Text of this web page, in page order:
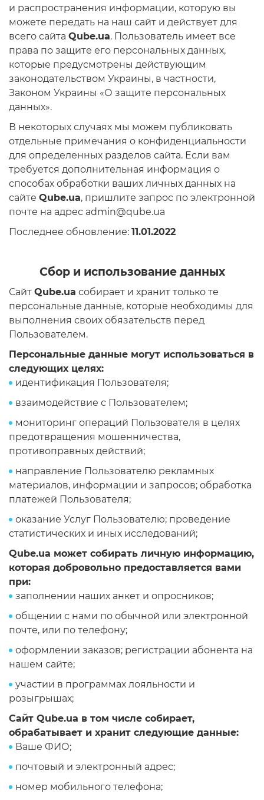
8
6+4
Серия процессора
AMD Ryzen™ 5
AMD Ryzen™ 7
Intel® Core™ i3
Intel® Core™ i5
Объем оперативной памяти
8GB
16GB
32GB
Операционная система
Windows 11 Home
Windows 11 Pro
Без ОС
Тип накопителя
SSD
SSD + HDD
Дополнительно
RGB-подсветка
Разблокированный множитель CPU
Сверхбыстрый M.2 SSD NVME
Частота обновления
144Hz
Дополнительный опционал/возможности
Low Blue Light Mode
FreeSync™ technology
G-SYNC™ Compatible
Матрица Premium качества
и распространения информации, которую вы
можете передать на наш сайт и действует для
всего сайта Qube.ua. Пользователь имеет все
права по защите его персональных данных,
которые предусмотрены действующим
законодательством Украины, в частности,
Законом Украины «О защите персональных
данных».
В некоторых случаях мы можем публиковать
отдельные примечания о конфиденциальности
для определенных разделов сайта. Если вам
требуется дополнительная информация о
способах обработки ваших личных данных на
сайте Qube.ua, пришлите запрос по электронной
почте на адрес admin@qube.ua
Последнее обновление: 11.01.2022
Сбор и использование данных
Сайт Qube.ua собирает и хранит только те
персональные данные, которые необходимы для
выполнения своих обязательств перед
Пользователем.
Персональные данные могут использоваться в
следующих целях:
идентификация Пользователя;
взаимодействие с Пользователем;
мониторинг операций Пользователя в целях
предотвращения мошенничества,
противоправных действий;
направление Пользователю рекламных
материалов, информации и запросов; обработка
платежей Пользователя;
оказание Услуг Пользователю; проведение
статистических и иных исследований;
Qube.ua может собирать личную информацию,
которая добровольно предоставляется вами
при:
заполнении наших анкет и опросников;
общении с нами по обычной или электронной
почте, или по телефону;
оформлении заказов; регистрации абонента на
нашем сайте;
участии в программах лояльности и
розыгрышах;
Сайт Qube.ua в том числе собирает,
обрабатывает и хранит следующие данные:
Ваше ФИО;
почтовый и электронный адрес;
номер мобильного телефона;